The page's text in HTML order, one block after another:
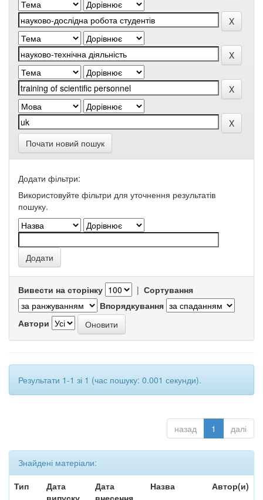
Почати новий пошук
Додати фільтри:
Використовуйте фільтри для уточнення результатів
пошуку.
Вивести на сторінку | Сортування
Впорядкування
Автори
Результати 1-1 зі 1 (час пошуку: 0.001 секунди).
назад 1 далі
Знайдені матеріали:
Тип
Дата
випуску
Дата
внесення
Назва Автор(и)